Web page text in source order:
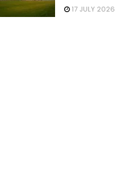
17 JULY 2026